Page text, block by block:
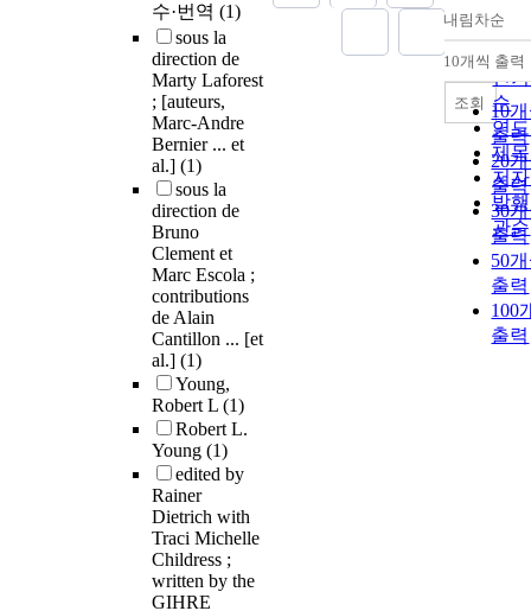
수·번역 (1)
sous la
direction de
Marty Laforest
; [auteurs,
Marc-Andre
Bernier ... et
al.] (1)
sous la
direction de
Bruno
Clement et
Marc Escola ;
contributions
de Alain
Cantillon ... [et
al.] (1)
Young,
Robert L (1)
Robert L.
Young (1)
edited by
Rainer
Dietrich with
Traci Michelle
Childress ;
written by the
GIHRE
정
순
인
순
연
제
저
발
관순
내림차순
내
10개씩 출력
10
출력
20
출력
30
출력
50
출력
100
출력
조회